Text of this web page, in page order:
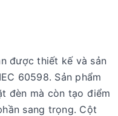
được thiết kế và sản
60598. Sản phẩm
đèn mà còn tạo điểm
sang trọng. Cột